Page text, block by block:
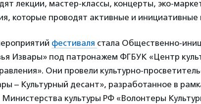
лекции, мастер-классы, концерты, эко-
которые проводят активные и инициативные
фестиваля стала Общественно-
Извары» под патронажем ФГБУК «Центр
Они провели культурно-
– Культурный десант», разработанное в
культуры РФ «Волонтеры